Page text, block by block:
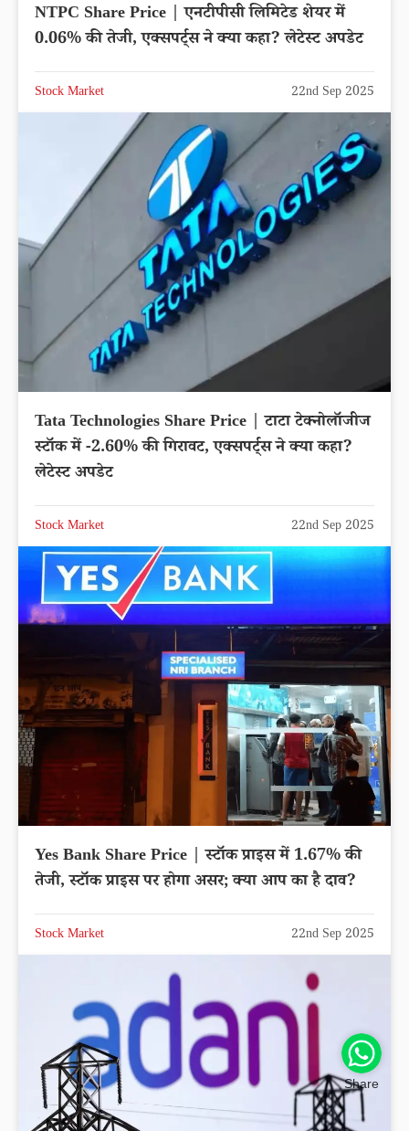
NTPC Share Price | एनटीपीसी लिमिटेड शेयर में
0.06% की तेजी, एक्सपर्ट्स ने क्या कहा? लेटेस्ट अपडेट
Stock Market 22nd Sep 2025
Tata Technologies Share Price | टाटा टेक्नोलॉजीज
स्टॉक में -2.60% की गिरावट, एक्सपर्ट्स ने क्या कहा?
लेटेस्ट अपडेट
Stock Market 22nd Sep 2025
Yes Bank Share Price | स्टॉक प्राइस में 1.67% की
तेजी, स्टॉक प्राइस पर होगा असर; क्या आप का है दाव?
Stock Market 22nd Sep 2025
Share